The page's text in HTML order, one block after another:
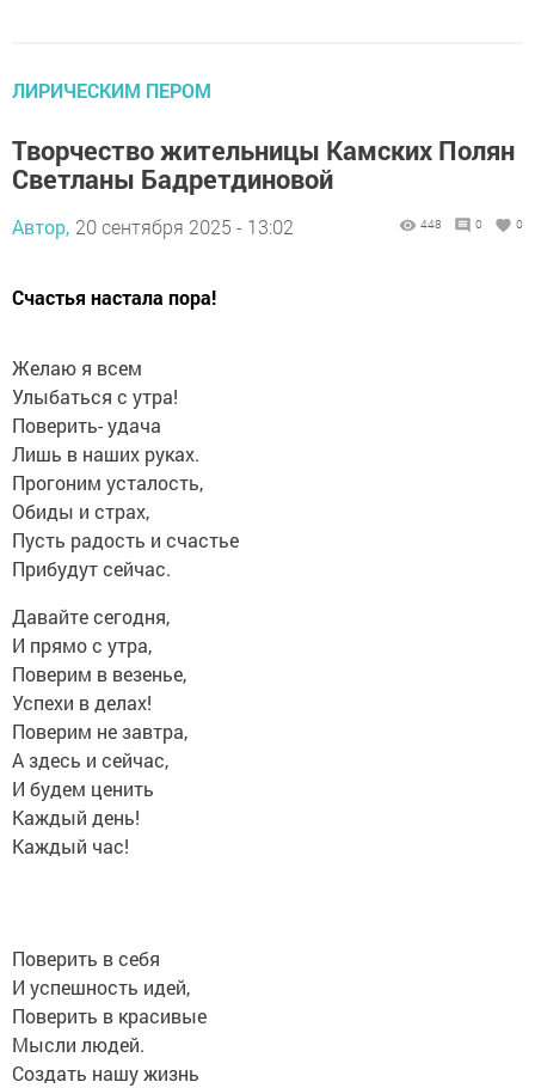
ЛИРИЧЕСКИМ ПЕРОМ
Творчество жительницы Камских Полян
Светланы Бадретдиновой
Автор, 20 сентября 2025 - 13:02 448 0 0
Счастья настала пора!
Желаю я всем
Улыбаться с утра!
Поверить- удача
Лишь в наших руках.
Прогоним усталость,
Обиды и страх,
Пусть радость и счастье
Прибудут сейчас.
Давайте сегодня,
И прямо с утра,
Поверим в везенье,
Успехи в делах!
Поверим не завтра,
А здесь и сейчас,
И будем ценить
Каждый день!
Каждый час!
Поверить в себя
И успешность идей,
Поверить в красивые
Мысли людей.
Создать нашу жизнь